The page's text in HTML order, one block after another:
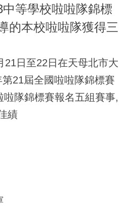
等學校啦啦隊錦標
的本校啦啦隊獲得三
21日至22日在天母北市大
21屆全國啦啦隊錦標賽
隊錦標賽報名五組賽事,
績